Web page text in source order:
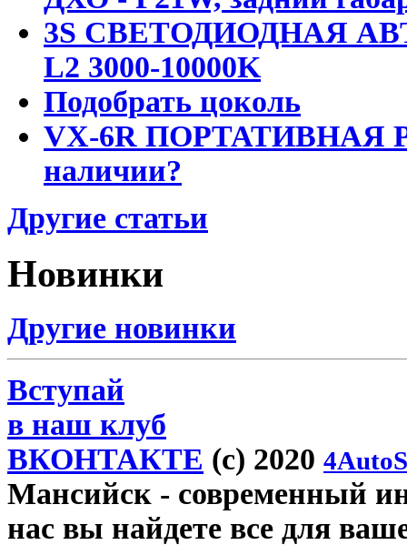
3S СВЕТОДИОДНАЯ
L2 3000-10000K
Подобрать цоколь
VX-6R ПОРТАТИВНАЯ
наличии?
Другие статьи
Новинки
Другие новинки
Вступай
в наш клуб
ВКОНТАКТЕ (c) 2020
Мансийск - современный
нас вы найдете все для